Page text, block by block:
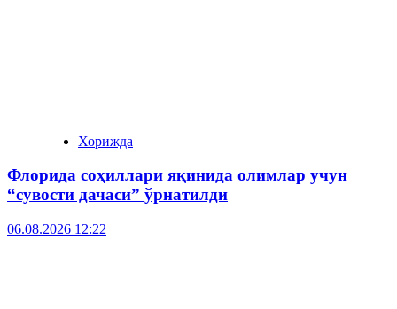
Хорижда
Флорида соҳиллари яқинида олимлар учун
“сувости дачаси” ўрнатилди
06.08.2026 12:22